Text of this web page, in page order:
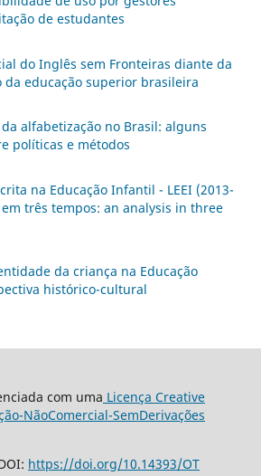
de estudantes
do Inglês sem Fronteiras diante da
da educação superior brasileira
alfabetização no Brasil: alguns
políticas e métodos
na Educação Infantil - LEEI (2013-
três tempos: an analysis in three
da criança na Educação
histórico-cultural
com uma Licença Creative
NãoComercial-SemDerivações
https://doi.org/10.14393/OT